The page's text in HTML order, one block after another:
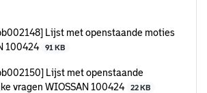
Lijst met openstaande moties
100424
91 KB
Lijst met openstaande
vragen WIOSSAN 100424
22 KB